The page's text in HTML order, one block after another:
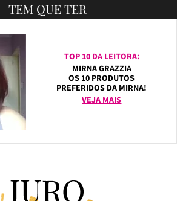
TEM QUE TER
TOP 10 DA LEITORA:
MIRNA GRAZZIA
OS 10 PRODUTOS
PREFERIDOS DA MIRNA!
VEJA MAIS